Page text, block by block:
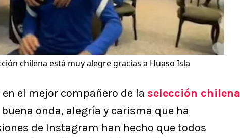
chilena está muy alegre gracias a Huaso Isla
el mejor compañero de la selección chilena
buena onda, alegría y carisma que ha
de Instagram han hecho que todos